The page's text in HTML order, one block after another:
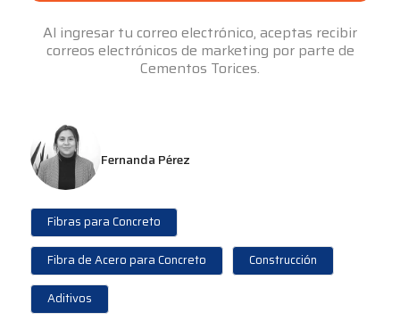
Al ingresar tu correo electrónico, aceptas recibir
correos electrónicos de marketing por parte de
Cementos Torices.
Fernanda Pérez
Fibras para Concreto
Fibra de Acero para Concreto Construcción
Aditivos